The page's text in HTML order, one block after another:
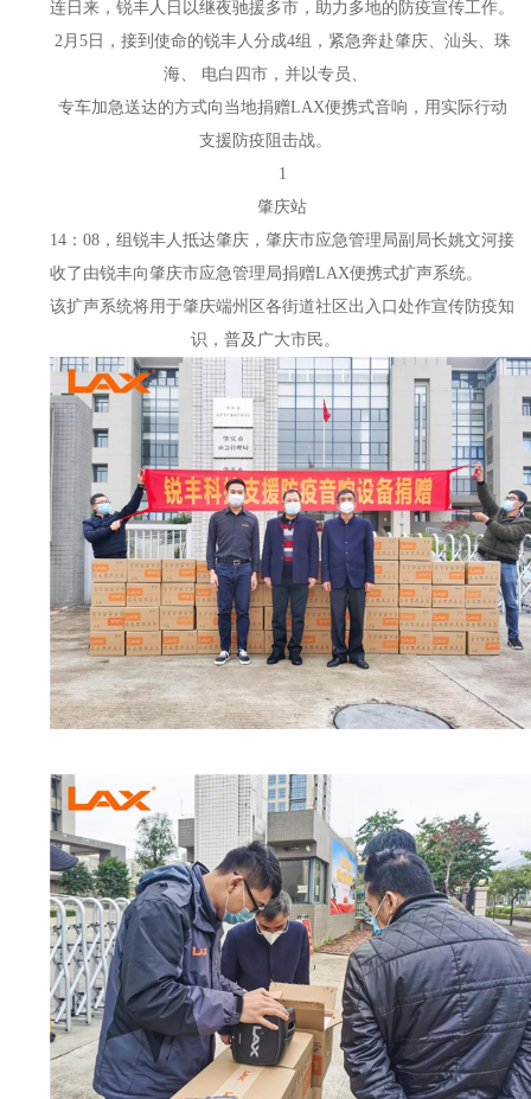
连日来，锐丰人日以继夜驰援多市，助力多地的防疫宣传工作。
2月5日，接到使命的锐丰人分成4组，紧急奔赴肇庆、汕头、珠
海、 电白四市，并以专员、
专车加急送达的方式向当地捐赠LAX便携式音响，用实际行动
支援防疫阻击战。
1
肇庆站
14：08，组锐丰人抵达肇庆，肇庆市应急管理局副局长姚文河接
收了由锐丰向肇庆市应急管理局捐赠LAX便携式扩声系统。
该扩声系统将用于肇庆端州区各街道社区出入口处作宣传防疫知
识，普及广大市民。